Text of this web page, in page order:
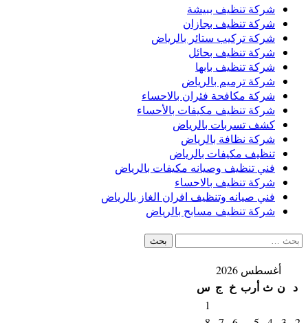
شركة تنظيف ببيشة
شركة تنظيف بجازان
شركة تركيب ستائر بالرياض
شركة تنظيف بحائل
شركة تنظيف بابها
شركة ترميم بالرياض
شركة مكافحة فئران بالاحساء
شركة تنظيف مكيفات بالأحساء
كشف تسربات بالرياض
شركة نظافة بالرياض
تنظيف مكيفات بالرياض
فني تنظيف وصيانه مكيفات بالرياض
شركة تنظيف بالاحساء
فني صيانه وتنظيف افران الغاز بالرياض
شركة تنظيف مسابح بالرياض
البحث
عن:
أغسطس 2026
د ن ث أرب خ ج س
1